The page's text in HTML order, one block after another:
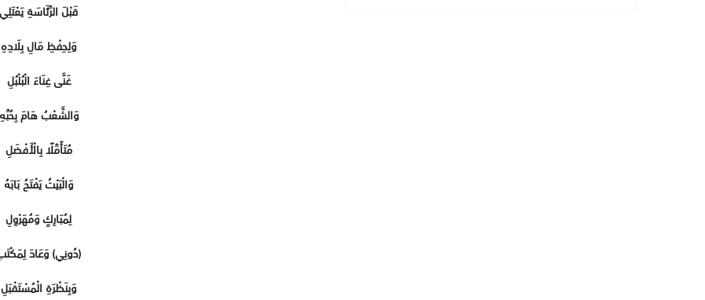
قَبْلَ الرِّئَاسَةِ يَعْتَلِي
وَلِحِفْظِ مَالِ بِلَادِهِ
غَنَّى غِنَاءَ الْبُلْبُلِ
وَالشَّعْبُ هَامَ
مُتَأَمِّلًا بِالْأَفْضَلِ
وَالْبَيْتُ يَفْتَحُ بَابَهُ
لِمُبَارِكٍ وَمُهَرْوِلِ
(دُونِي) وَعَادَ
وَبِنَظْرَةِ الْمُسْتَقْبَلِ